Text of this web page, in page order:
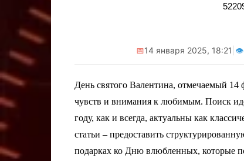
📅14 января 2025, 18:21 👁️
День святого Валентина, отмечаемый 14
чувств и внимания к любимым. Поиск
году, как и всегда, актуальны как
статьи – предоставить
подарках ко Дню влюбленных, которые